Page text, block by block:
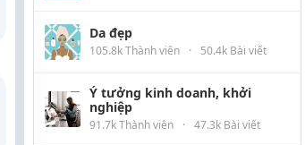
Da đẹp
105.8k Thành viên · 50.4k Bài viết
Ý tưởng kinh doanh, khởi
nghiệp
91.7k Thành viên · 47.3k Bài viết